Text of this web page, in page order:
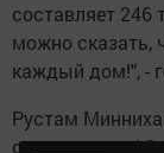
составляет 246
можно сказать,
каждый дом!", -
Рустам
сотрудников АО